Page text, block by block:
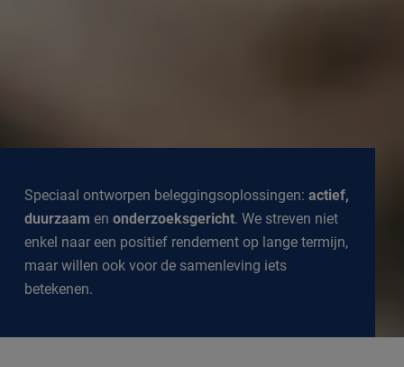
Speciaal ontworpen beleggingsoplossingen: actief,
duurzaam en onderzoeksgericht. We streven niet
enkel naar een positief rendement op lange termijn,
maar willen ook voor de samenleving iets
betekenen.